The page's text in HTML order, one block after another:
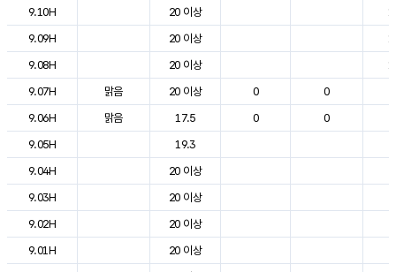
9.10H
20 이상
9.09H
20 이상
9.08H
20 이상
9.07H
맑음 20 이상 0 0
9.06H
맑음 17.5 0 0
9.05H
19.3
9.04H
20 이상
9.03H
20 이상
9.02H
20 이상
9.01H
20 이상